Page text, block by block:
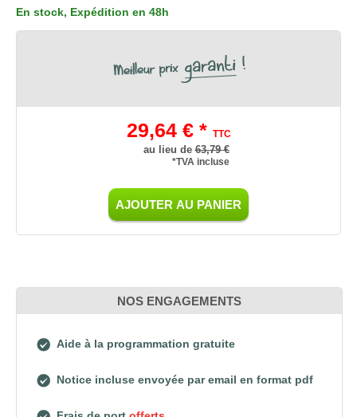
En stock, Expédition en 48h
29,64 € * TTC
au lieu de63,79 €
*TVA incluse
AJOUTER AU PANIER
NOS ENGAGEMENTS
Aide à la programmation gratuite
Notice incluse envoyée par email en format pdf